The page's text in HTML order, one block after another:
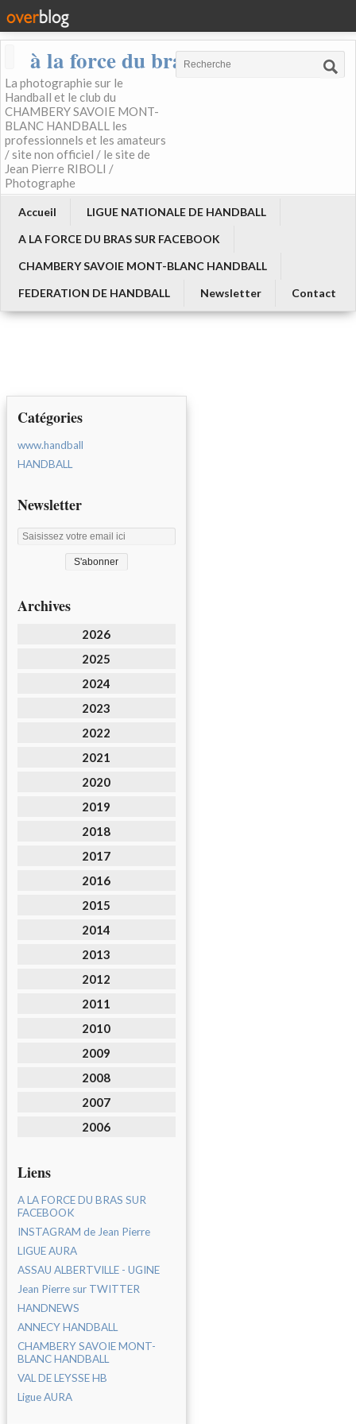
à la force du bras
La photographie sur le
Handball et le club du
CHAMBERY SAVOIE MONT-
BLANC HANDBALL les
professionnels et les amateurs
/ site non officiel / le site de
Jean Pierre RIBOLI /
Photographe
Accueil
LIGUE NATIONALE DE HANDBALL
A LA FORCE DU BRAS SUR FACEBOOK
CHAMBERY SAVOIE MONT-BLANC HANDBALL
FEDERATION DE HANDBALL
Newsletter Contact
Catégories
www.handball
HANDBALL
Newsletter
Archives
2026
2025
2024
2023
2022
2021
2020
2019
2018
2017
2016
2015
2014
2013
2012
2011
2010
2009
2008
2007
2006
Liens
A LA FORCE DU BRAS SUR
FACEBOOK
INSTAGRAM de Jean Pierre
LIGUE AURA
ASSAU ALBERTVILLE - UGINE
Jean Pierre sur TWITTER
HANDNEWS
ANNECY HANDBALL
CHAMBERY SAVOIE MONT-
BLANC HANDBALL
VAL DE LEYSSE HB
Ligue AURA